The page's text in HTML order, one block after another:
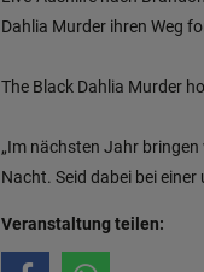
Dahlia Murder ihren Weg
The Black Dahlia Murder
„Im nächsten Jahr
Nacht. Seid dabei bei
Veranstaltung teilen: